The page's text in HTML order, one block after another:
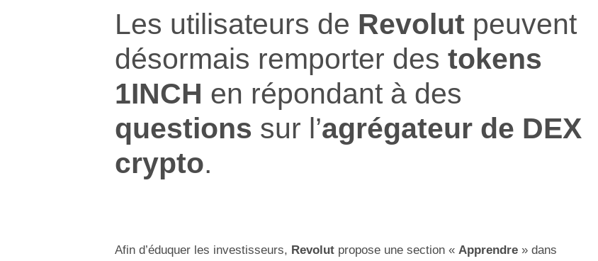
Les utilisateurs de Revolut peuvent
désormais remporter des tokens
1INCH en répondant à des
questions sur l’agrégateur de DEX
crypto.
Afin d’éduquer les investisseurs, Revolut propose une section « Apprendre » dans